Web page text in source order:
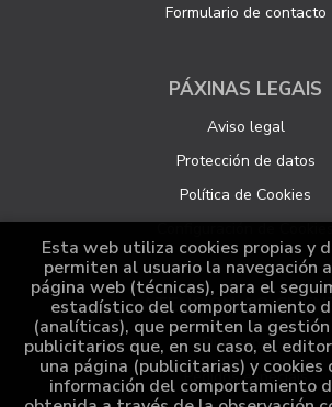
Formulario de contacto
PÁXINAS LEGAIS
Aviso legal
Protección de datos
Política de Cookies
Configuración de
ATENCIÓN AO
Quen somos
Pedidos especiais
Esta web utiliza cookies propias y
permiten al usuario la navegación
página web (técnicas), para el
estadístico del comportamiento
(analíticas), que permiten la
publicitarios que, en su caso, el
una página (publicitarias) y cookies
información del comportamiento